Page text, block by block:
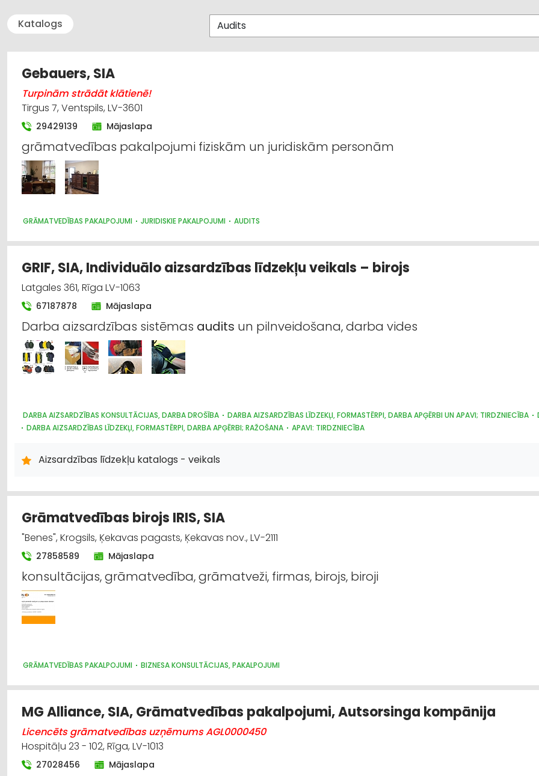
Katalogs
Gebauers, SIA
Turpinām strādāt klātienē!
Tirgus 7, Ventspils, LV-3601
29429139 Mājaslapa
grāmatvedības pakalpojumi fiziskām un juridiskām personām
GRĀMATVEDĪBAS PAKALPOJUMI JURIDISKIE PAKALPOJUMI AUDITS
GRIF, SIA, Individuālo aizsardzības līdzekļu veikals – birojs
Latgales 361, Rīga LV-1063
67187878 Mājaslapa
Darba aizsardzības sistēmas audits un pilnveidošana, darba vides
DARBA AIZSARDZĪBAS KONSULTĀCIJAS, DARBA DROŠĪBA DARBA AIZSARDZĪBAS LĪDZEKĻI, FORMASTĒRPI, DARBA APĢĒRBI UN APAVI; TIRDZNIECĪBA
DARBA AIZSARDZĪBAS LĪDZEKĻI, FORMASTĒRPI, DARBA APĢĒRBI; RAŽOŠANA
APAVI: TIRDZNIECĪBA
Aizsardzības līdzekļu katalogs - veikals
Grāmatvedības birojs IRIS, SIA
"Benes", Krogsils, Ķekavas pagasts, Ķekavas nov., LV-2111
27858589 Mājaslapa
konsultācijas, grāmatvedība, grāmatveži, firmas, birojs, biroji
GRĀMATVEDĪBAS PAKALPOJUMI BIZNESA KONSULTĀCIJAS, PAKALPOJUMI
MG Alliance, SIA, Grāmatvedības pakalpojumi, Autsorsinga kompānija
Licencēts grāmatvedības uzņēmums AGL0000450
Hospitāļu 23 - 102, Rīga, LV-1013
27028456 Mājaslapa